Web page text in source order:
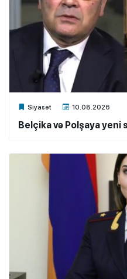
Siyasət 10.08.2026
Xalq.Online
Belçika və Polşaya